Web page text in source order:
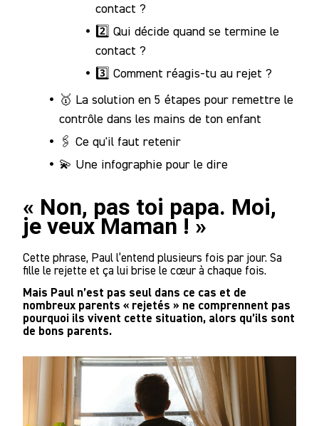
contact ?
2️⃣ Qui décide quand se termine le
contact ?
3️⃣ Comment réagis-tu au rejet ?
🥇 La solution en 5 étapes pour remettre le
contrôle dans les mains de ton enfant
🖇️ Ce qu'il faut retenir
💫 Une infographie pour le dire
« Non, pas toi papa. Moi,
je veux Maman ! »
Cette phrase, Paul l’entend plusieurs fois par jour. Sa
fille le rejette et ça lui brise le cœur à chaque fois.
Mais Paul n’est pas seul dans ce cas et de
nombreux parents « rejetés » ne comprennent pas
pourquoi ils vivent cette situation, alors qu’ils sont
de bons parents.